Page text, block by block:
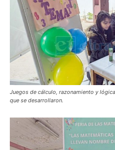
Juegos de cálculo, razonamiento y
que se desarrollaron.